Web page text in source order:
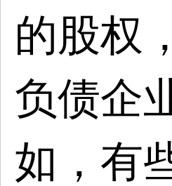
的股权
负债企
如，有